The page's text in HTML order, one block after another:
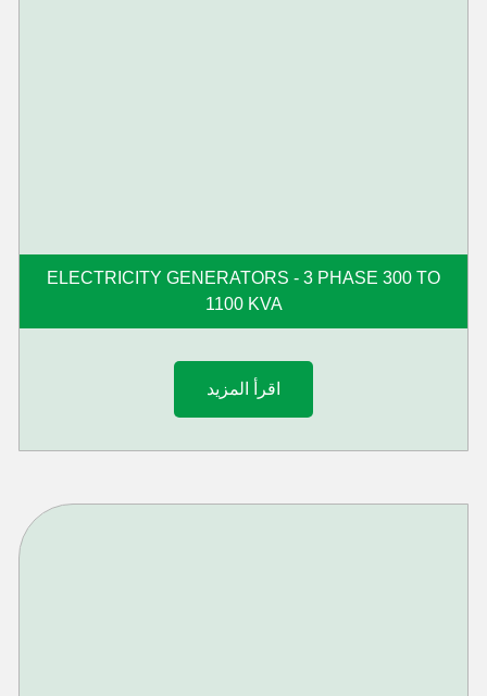
ELECTRICITY GENERATORS - 3 PHASE 300 TO
1100 KVA
اقرأ المزيد